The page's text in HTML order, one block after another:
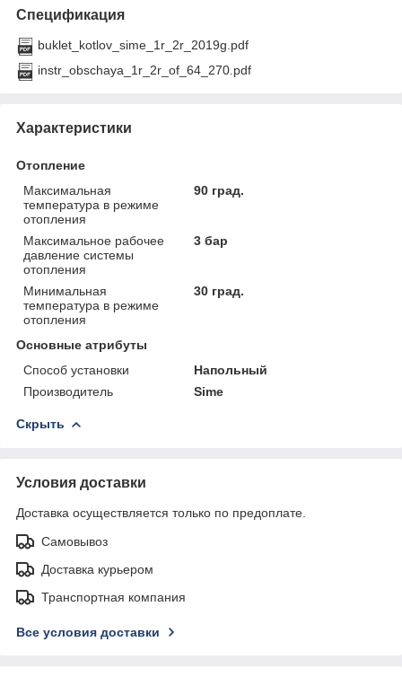
Спецификация
buklet_kotlov_sime_1r_2r_2019g.pdf
instr_obschaya_1r_2r_of_64_270.pdf
Характеристики
Отопление
Максимальная
температура в режиме
отопления
90 град.
Максимальное рабочее
давление системы
отопления
3 бар
Минимальная
температура в режиме
отопления
30 град.
Основные атрибуты
Способ установки
Напольный
Производитель
Sime
Скрыть
Условия доставки
Доставка осуществляется только по предоплате.
Самовывоз
Доставка курьером
Транспортная компания
Все условия доставки